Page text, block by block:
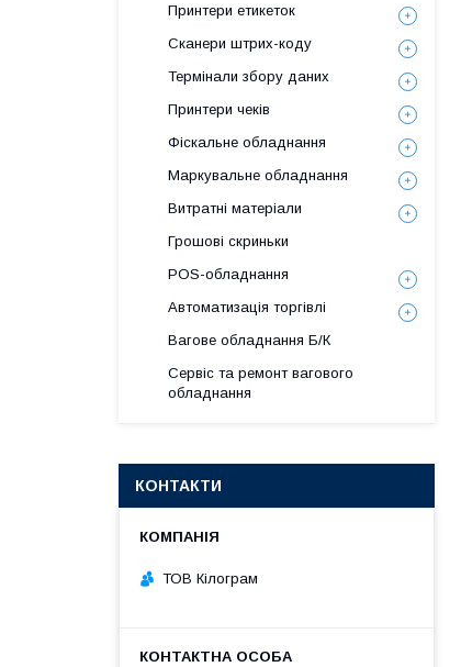
Принтери етикеток
Сканери штрих-коду
Термінали збору даних
Принтери чеків
Фіскальне обладнання
Маркувальне обладнання
Витратні матеріали
Грошові скриньки
POS-обладнання
Автоматизація торгівлі
Вагове обладнання Б/К
Сервіс та ремонт вагового
обладнання
КОНТАКТИ
ТОВ Кілограм